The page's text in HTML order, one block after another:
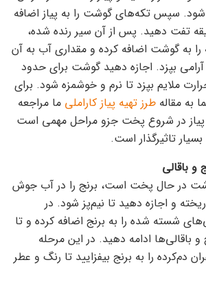
سپس تکه‌های گوشت را به پیاز اضافه
و به مدت ۱۰ دقیقه تفت دهید. پس از آن سیر رنده شده،
را به گوشت اضافه کرده و مقداری آب به آن
آرامی بپزد. اجازه دهید گوشت برای حدود
ملایم بپزد تا نرم و خوشمزه شود. برای
به مقاله طرز تهیه پیاز کاراملی ما مراجعه
پیاز در شروع پخت جزو مراحل مهمی است
تاثیر‌گذار است.
باقالی
در حال پخت است، برنج را در آب جوش
و اجازه دهید تا نیم‌پز شود. در
شسته شده را به برنج اضافه کرده و تا
باقالی‌ها ادامه دهید. در این مرحله
دم‌کرده را به برنج بیفزایید تا رنگ و عطر